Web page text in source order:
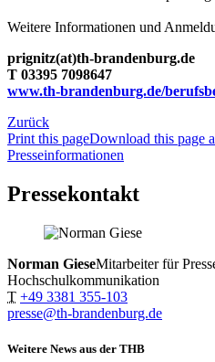
Weitere Informationen und
prignitz(at)th-brandenburg.de
T 03395 7098647
www.th-brandenburg.de/
Zurück
Print this pageDownload this page
Presseinformationen
Pressekontakt
Norman GieseMitarbeiter für
Hochschulkommunikation
T +49 3381 355-103
presse@th-brandenburg.de
Weitere News aus der THB